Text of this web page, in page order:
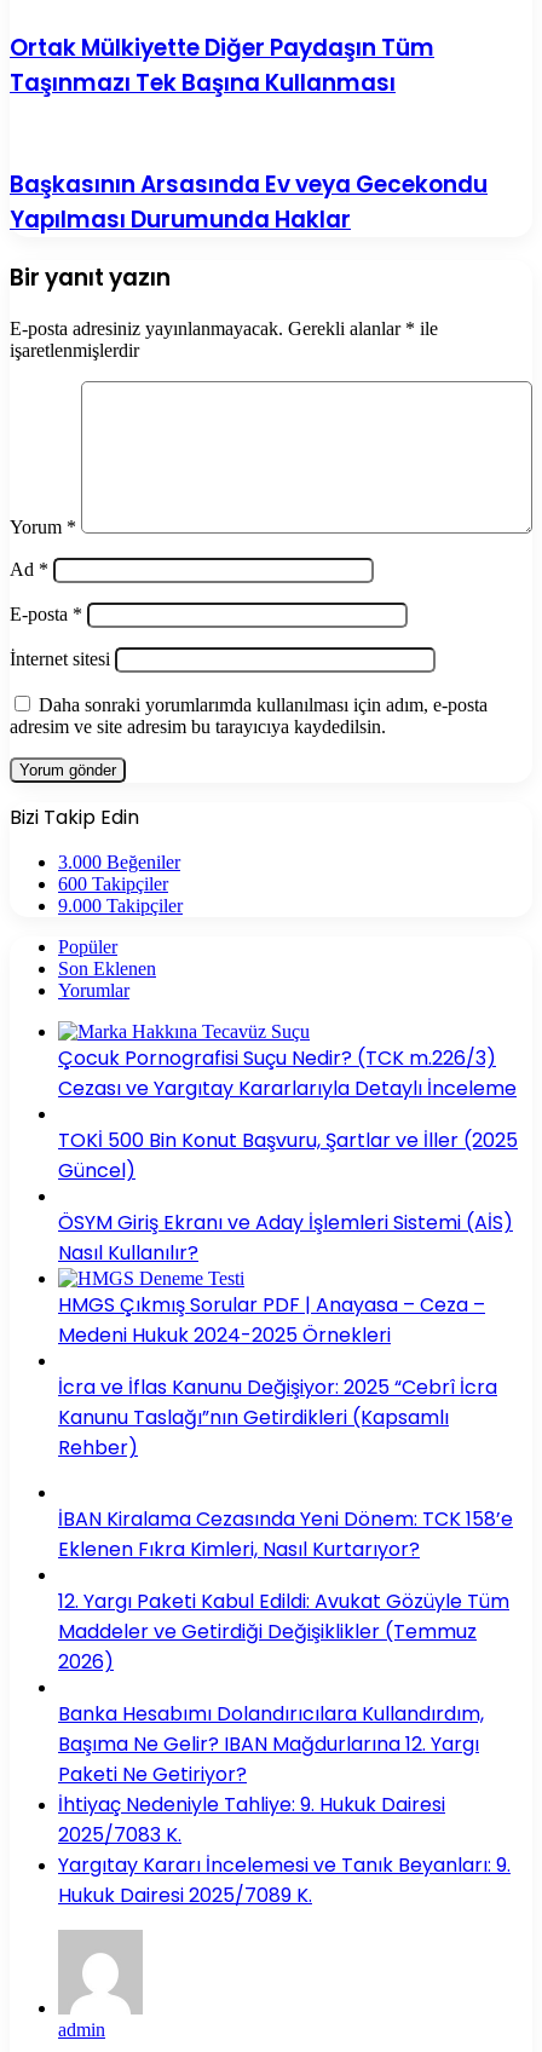
Ortak Mülkiyette Diğer Paydaşın Tüm
Taşınmazı Tek Başına Kullanması
Başkasının Arsasında Ev veya Gecekondu
Yapılması Durumunda Haklar
Bir yanıt yazın
E-posta adresiniz yayınlanmayacak. Gerekli alanlar * ile
işaretlenmişlerdir
Yorum *
Ad *
E-posta *
İnternet sitesi
Daha sonraki yorumlarımda kullanılması için adım, e-posta
adresim ve site adresim bu tarayıcıya kaydedilsin.
Bizi Takip Edin
3.000 Beğeniler
600 Takipçiler
9.000 Takipçiler
Popüler
Son Eklenen
Yorumlar
Çocuk Pornografisi Suçu Nedir? (TCK m.226/3)
Cezası ve Yargıtay Kararlarıyla Detaylı İnceleme
TOKİ 500 Bin Konut Başvuru, Şartlar ve İller (2025
Güncel)
ÖSYM Giriş Ekranı ve Aday İşlemleri Sistemi (AİS)
Nasıl Kullanılır?
HMGS Çıkmış Sorular PDF | Anayasa – Ceza –
Medeni Hukuk 2024-2025 Örnekleri
İcra ve İflas Kanunu Değişiyor: 2025 “Cebrî İcra
Kanunu Taslağı”nın Getirdikleri (Kapsamlı
Rehber)
İBAN Kiralama Cezasında Yeni Dönem: TCK 158’e
Eklenen Fıkra Kimleri, Nasıl Kurtarıyor?
12. Yargı Paketi Kabul Edildi: Avukat Gözüyle Tüm
Maddeler ve Getirdiği Değişiklikler (Temmuz
2026)
Banka Hesabımı Dolandırıcılara Kullandırdım,
Başıma Ne Gelir? IBAN Mağdurlarına 12. Yargı
Paketi Ne Getiriyor?
İhtiyaç Nedeniyle Tahliye: 9. Hukuk Dairesi
2025/7083 K.
Yargıtay Kararı İncelemesi ve Tanık Beyanları: 9.
Hukuk Dairesi 2025/7089 K.
admin